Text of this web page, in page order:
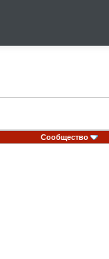
Сообщество